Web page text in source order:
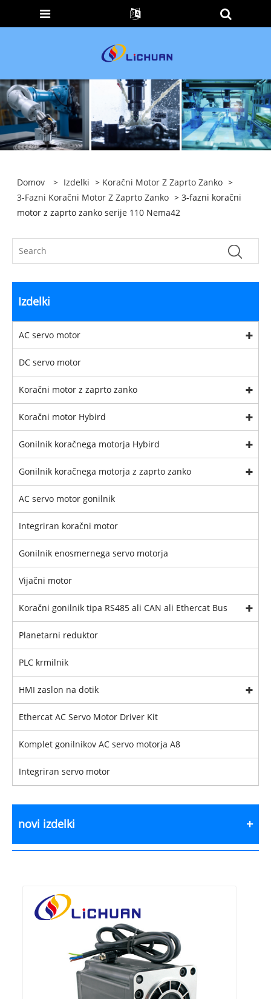
Domov > Izdelki > Koračni Motor Z Zaprto Zanko >
3-Fazni Koračni Motor Z Zaprto Zanko > 3-fazni koračni
motor z zaprto zanko serije 110 Nema42
Izdelki
AC servo motor
DC servo motor
Koračni motor z zaprto zanko
Koračni motor Hybird
Gonilnik koračnega motorja Hybird
Gonilnik koračnega motorja z zaprto zanko
AC servo motor gonilnik
Integriran koračni motor
Gonilnik enosmernega servo motorja
Vijačni motor
Koračni gonilnik tipa RS485 ali CAN ali Ethercat Bus
Planetarni reduktor
PLC krmilnik
HMI zaslon na dotik
Ethercat AC Servo Motor Driver Kit
Komplet gonilnikov AC servo motorja A8
Integriran servo motor
novi izdelki